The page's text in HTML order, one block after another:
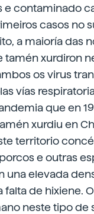
e contaminado
casos no
a maioría das
tamén xurdiron
os virus
vías
que en
xurdiu en
territorio
e outras
una elevada
falta de hixiene.
neste tipo de